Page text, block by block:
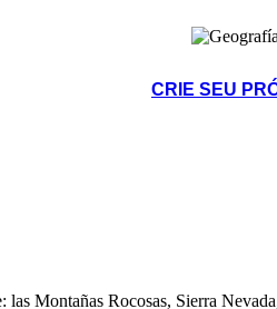
CRIE SEU
las Montañas Rocosas, Sierra